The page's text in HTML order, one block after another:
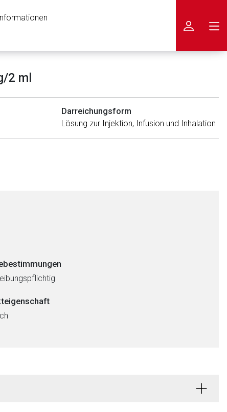
2 ml
Darreichungsform
Lösung zur Injektion, Infusion und Inhalation